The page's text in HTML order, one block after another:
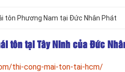
tôn Phương Nam tại Đức Nhân Phát
tôn tại Tây Ninh của Đức
thi-cong-mai-ton-tai-hcm/